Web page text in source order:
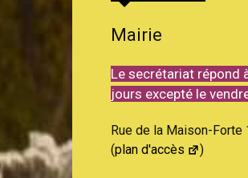
Mairie
Le secrétariat répond
jours excepté le
Rue de la Maison-Forte
(plan d'accès )